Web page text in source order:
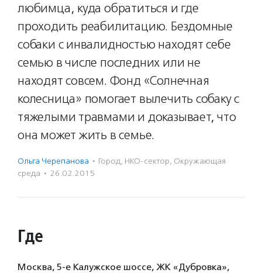
любимца, куда обратиться и где
проходить реабилитацию. Бездомные
собаки с инвалидностью находят себе
семью в числе последних или не
находят совсем. Фонд «Солнечная
колесница» помогает вылечить собаку с
тяжелыми травмами и доказывает, что
она может жить в семье.
Ольга Черепанова · Город, НКО-сектор, Окружающая
среда · 26.02.2015
Где
Москва, 5-е Калужское шоссе, ЖК «Дубровка»,